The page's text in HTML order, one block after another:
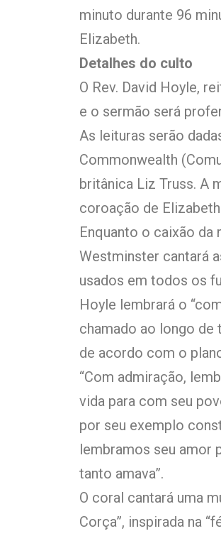
minuto durante 96
Elizabeth.
Detalhes do culto
O Rev. David Hoyle,
e o sermão será
As leituras serão
Commonwealth
britânica Liz Truss. A
coroação de
Enquanto o caixão da
Westminster cantará
usados ​​em todos os
Hoyle lembrará o
chamado ao longo de
de acordo com o
“Com admiração,
vida para com seu
por seu exemplo
lembramos seu amor
tanto amava”.
O coral cantará uma
Corça”, inspirada na